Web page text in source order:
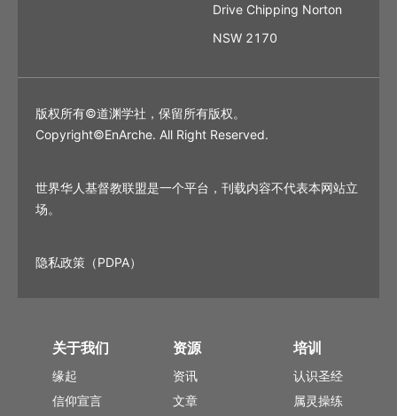
Drive Chipping Norton
NSW 2170
版权所有©道渊学社，保留所有版权。
Copyright©EnArche. All Right Reserved.
世界华人基督教联盟是一个平台，刊载内容不代表本网站立
场。
隐私政策（PDPA）
关于我们
缘起
信仰宣言
资源
资讯
文章
培训
认识圣经
属灵操练